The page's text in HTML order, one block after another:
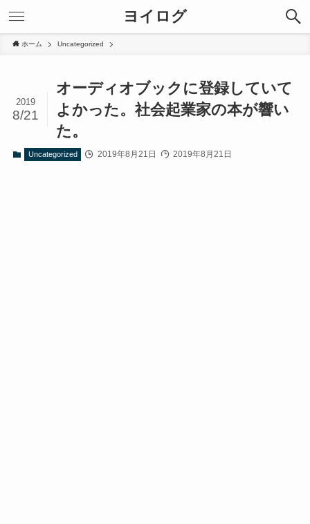
ヨイログ
ホーム Uncategorized
オーディオブックに登録していて
よかった。社会起業家の本が響い
た。
2019
8/21
Uncategorized 2019年8月21日 2019年8月21日